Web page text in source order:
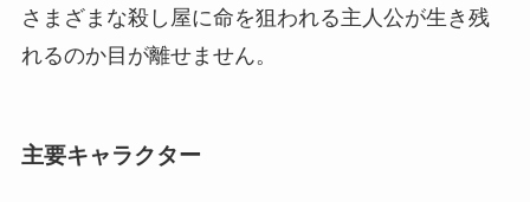
さまざまな殺し屋に命を狙われる主人公が生き残
れるのか目が離せません。
主要キャラクター